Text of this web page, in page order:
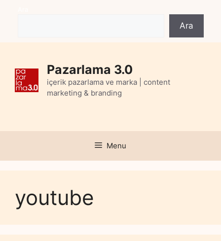
Ara
Pazarlama 3.0
içerik pazarlama ve marka | content
marketing & branding
Menu
youtube